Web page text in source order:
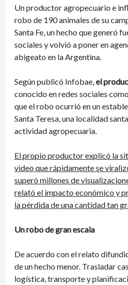
Un productor agropecuario e
robo de 190 animales de su
Santa Fe, un hecho que generó
sociales y volvió a poner en
abigeato en la Argentina.
Según publicó Infobae,el
conocido en redes sociales como
que el robo ocurrió en un
Santa Teresa, una localidad
actividad agropecuaria.
El propio productor explicó la
video que rápidamente se
superó millones de
relató el impacto económico y
la pérdida de una cantidad tan
Un robo de gran escala
De acuerdo con el relato
de un hecho menor. Trasladar
logística, transporte y